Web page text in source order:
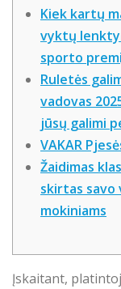
Kiek kartų
vyktų
sporto
Ruletės
vadovas
jūsų galimi
VAKAR
Žaidimas
skirtas savo
mokiniams
Įskaitant,